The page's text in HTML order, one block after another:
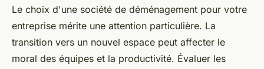
Déménagements d'entreprise :
comment choisir la bonne
société de déménagement
Le choix d'une société de déménagement pour votre
entreprise mérite une attention particulière. La
transition vers un nouvel espace peut affecter le
moral des équipes et la productivité. Évaluer les